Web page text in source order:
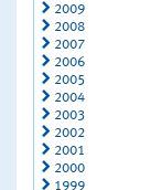
2009
2008
2007
2006
2005
2004
2003
2002
2001
2000
1999